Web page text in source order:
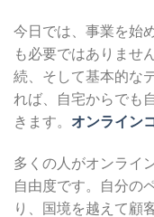
今日では、事業を始
も必要ではありませ
続、そして基本的な
れば、自宅からでも
きます。 オンライン
多くの人がオンライ
自由度です。自分の
り、国境を越えて顧